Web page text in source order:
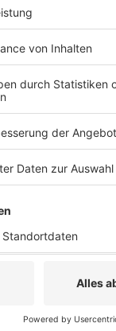
Anzeige
Das Aktionsbündnis
Aufgaben zu
fordern deshalb
finanzielle
schwerwiegender
Die Sorge der
Steuern steigen.
Infrastruktur
„Die